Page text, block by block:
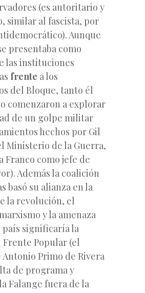
(es autoritario y
similar al fascista, por
Aunque
presentaba como
las instituciones
frente a los
del Bloque, tanto él
comenzaron a explorar
de un golpe militar
hechos por Gil
Ministerio de la Guerra,
Franco como jefe de
Además la coalición
basó su alianza en la
la revolución, el
y la amenaza
país significaría la
Popular (el
Antonio Primo de Rivera
de programa y
Falange fuera de la